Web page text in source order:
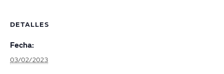
DETALLES
Fecha:
03/02/2023